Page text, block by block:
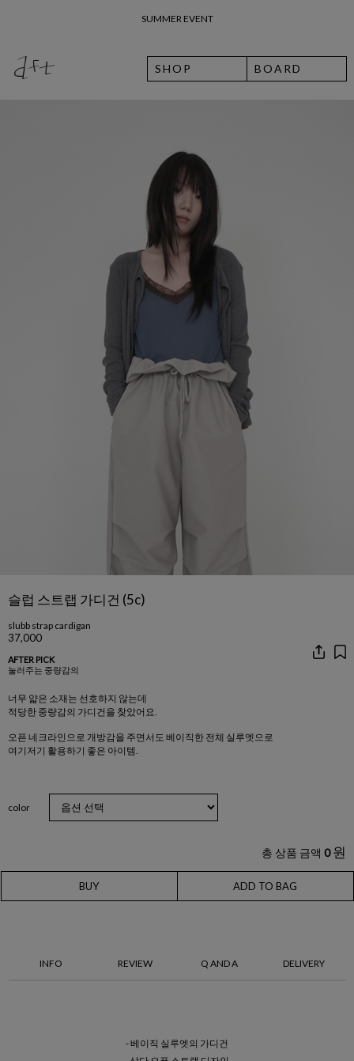
26 여름 휴가 안내
SHOP BOARD
슬럽 스트랩 가디건 (5c)
slubb strap cardigan
37,000
AFTER PICK
눌러주는 중량감의
너무 얇은 소재는 선호하지 않는데
적당한 중량감의 가디건을 찾았어요.
오픈 네크라인으로 개방감을 주면서도 베이직한 전체 실루엣으로
여기저기 활용하기 좋은 아이템.
color
총 상품 금액 0 원
BUY ADD TO BAG
INFO REVIEW Q AND A DELIVERY
- 베이직 실루엣의 가디건